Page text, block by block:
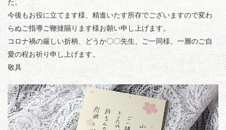
た。
今後もお役に立てます様、精進いたす所存でございますので変わ
らぬご指導ご鞭撻賜ります様お願い申し上げます。
コロナ禍の厳しい折柄、どうか〇〇先生、ご一同様、一層のご自
愛の程お祈り申し上げます。
敬具